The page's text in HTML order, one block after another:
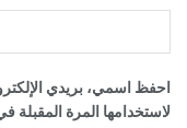
احفظ اسمي، بريدي
لاستخدامها المرة المقبلة